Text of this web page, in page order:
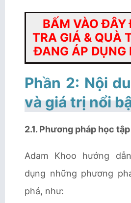
BẤM VÀO ĐÂY
TRA GIÁ & QUÀ
ĐANG ÁP DỤNG
Phần 2: Nội
và giá trị nổi
2.1. Phương pháp học
Adam Khoo hướng
dụng những phương
phá, như: